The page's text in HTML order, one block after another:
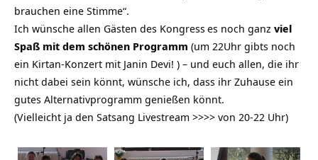
brauchen eine Stimme“.
Ich wünsche allen Gästen des Kongresses noch ganz viel
Spaß mit dem schönen Programm (um 22Uhr gibts noch
ein Kirtan-Konzert mit Janin Devi! ) – und euch allen, die ihr
nicht dabei sein könnt, wünsche ich, dass ihr Zuhause ein
gutes Alternativprogramm genießen könnt.
(Vielleicht ja den Satsang Livestream >>>> von 20-22 Uhr)